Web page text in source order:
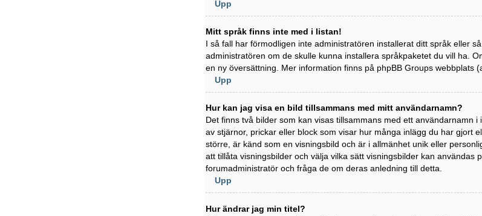
Upp
Mitt språk finns inte med i listan!
I så fall har förmodligen inte administratören installerat ditt språk eller
administratören om de skulle kunna installera språkpaketet du vill ha.
en ny översättning. Mer information finns på phpBB Groups webbplats
Upp
Hur kan jag visa en bild tillsammans med mitt användarnamn?
Det finns två bilder som kan visas tillsammans med ett användarnamn
av stjärnor, prickar eller block som visar hur många inlägg du har gjort
större, är känd som en visningsbild och är i allmänhet unik eller
att tillåta visningsbilder och välja vilka sätt visningsbilder kan användas
forumadministratör och fråga de om deras anledning till detta.
Upp
Hur ändrar jag min titel?